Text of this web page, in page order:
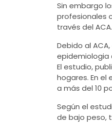
Sin embargo
profesionales
través del ACA.
Debido al
epidemiologia
El estudio,
hogares. En el
a más del 10
Según el
de bajo peso,